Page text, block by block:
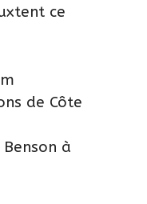
ce
de Côte
à